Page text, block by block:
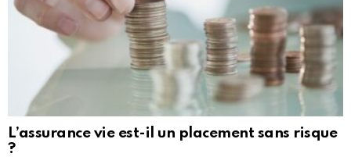
L’assurance vie est-il un placement sans risque
?